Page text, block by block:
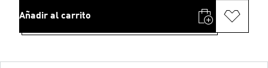
Añadir al carrito